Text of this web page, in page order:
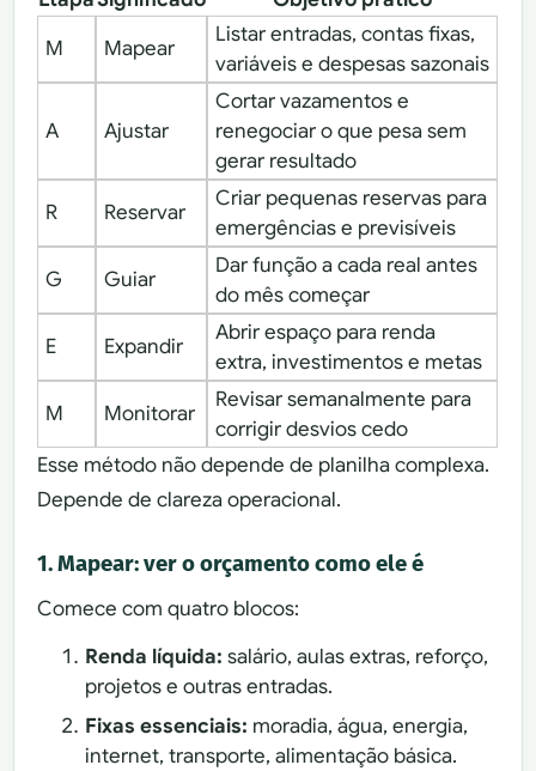
M
Mapear
Listar entradas, contas fixas,
variáveis e despesas sazonais
A Ajustar
Cortar vazamentos e
renegociar o que pesa sem
gerar resultado
R Reservar
Criar pequenas reservas para
emergências e previsíveis
G Guiar
Dar função a cada real antes
do mês começar
E Expandir
Abrir espaço para renda
extra, investimentos e metas
M Monitorar
Revisar semanalmente para
corrigir desvios cedo
Esse método não depende de planilha complexa.
Depende de clareza operacional.
1. Mapear: ver o orçamento como ele é
Comece com quatro blocos:
Renda líquida: salário, aulas extras, reforço,
projetos e outras entradas.
Fixas essenciais: moradia, água, energia,
internet, transporte, alimentação básica.